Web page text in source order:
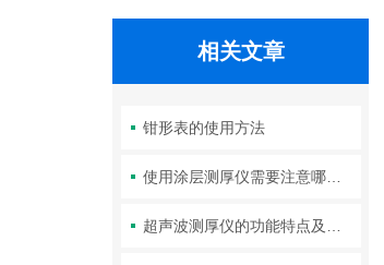
相关文章
钳形表的使用方法
使用涂层测厚仪需要注意哪些要点？